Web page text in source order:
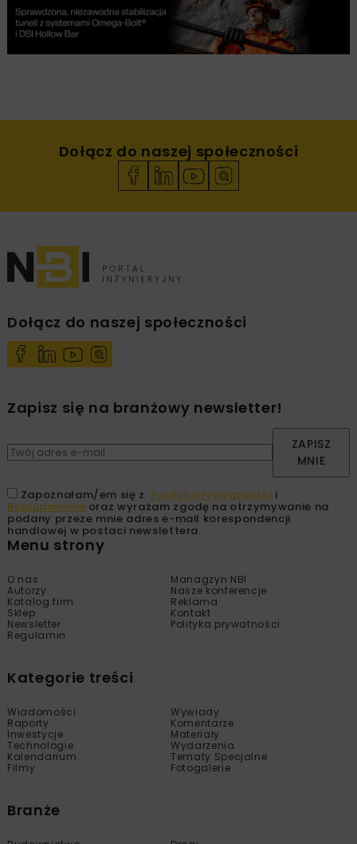
Dołącz do naszej społeczności
Dołącz do naszej społeczności
Zapisz się na branżowy newsletter!
ZAPISZ
MNIE
Zapoznałam/em się z Polityką Prywatności i
Regulaminem oraz wyrażam zgodę na otrzymywanie na
podany przeze mnie adres e-mail korespondencji
handlowej w postaci newslettera.
Menu strony
O nas
Managzyn NBI
Autorzy
Nasze konferencje
Katalog firm
Reklama
Sklep
Kontakt
Newsletter
Polityka prywatności
Regulamin
Kategorie treści
Wiadomości
Wywiady
Raporty
Komentarze
Inwestycje
Materiały
Technologie
Wydarzenia
Kalendarium
Tematy Specjalne
Filmy
Fotogalerie
Branże